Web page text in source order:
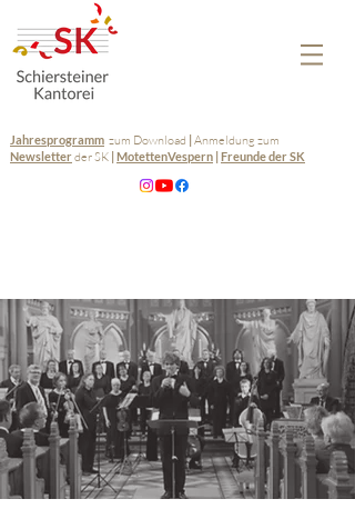
Jahresprogramm zum Download |Anmeldung zum
Newsletterder SK |MotettenVespern |Freunde der SK